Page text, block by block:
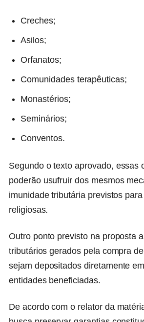
Creches;
Asilos;
Orfanatos;
Comunidades terapêuticas;
Monastérios;
Seminários;
Conventos.
Segundo o texto aprovado, essas
poderão usufruir dos mesmos
imunidade tributária previstos
religiosas.
Outro ponto previsto na proposta
tributários gerados pela compra
sejam depositados diretamente
entidades beneficiadas.
De acordo com o relator da